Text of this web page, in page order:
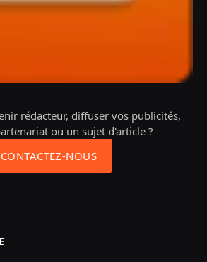
rédacteur, diffuser vos publicités,
ou un sujet d'article ?
CONTACTEZ-NOUS